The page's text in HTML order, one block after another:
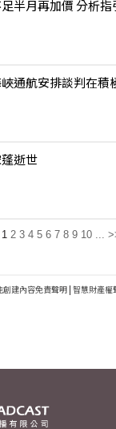
半月再加價 分析
通航安排談判在積
逝世
1 2 3 4 5 6 7 8 9 10 ...
創建內容免責聲明 | 智慧財產權